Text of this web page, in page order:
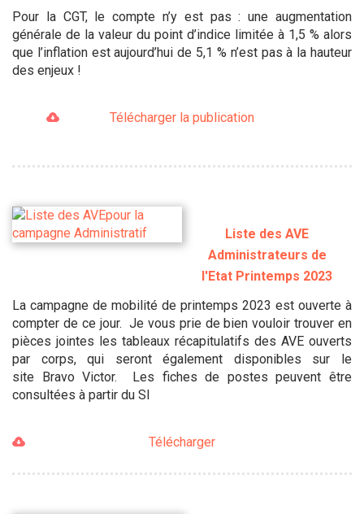
Pour la CGT, le compte n’y est pas : une augmentation
générale de la valeur du point d’indice limitée à 1,5 % alors
que l’inflation est aujourd’hui de 5,1 % n’est pas à la hauteur
des enjeux !
Télécharger la publication
Liste des AVE
Administrateurs de
l'Etat Printemps 2023
La campagne de mobilité de printemps 2023 est ouverte à
compter de ce jour. Je vous prie de bien vouloir trouver en
pièces jointes les tableaux récapitulatifs des AVE ouverts
par corps, qui seront également disponibles sur le
site Bravo Victor. Les fiches de postes peuvent être
consultées à partir du SI
Télécharger